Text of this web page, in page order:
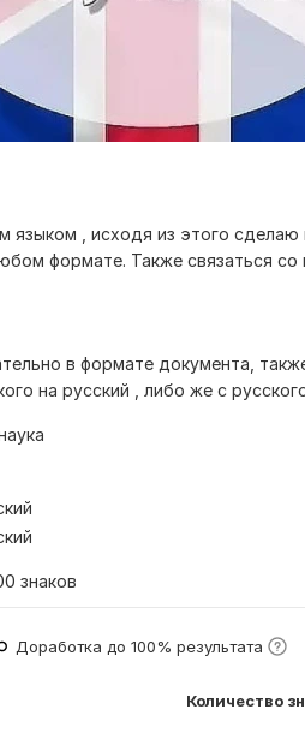
языком , исходя из этого
формате. Также связаться
в формате документа,
на русский , либо же с
знаков
Доработка до 100% результата
Количество